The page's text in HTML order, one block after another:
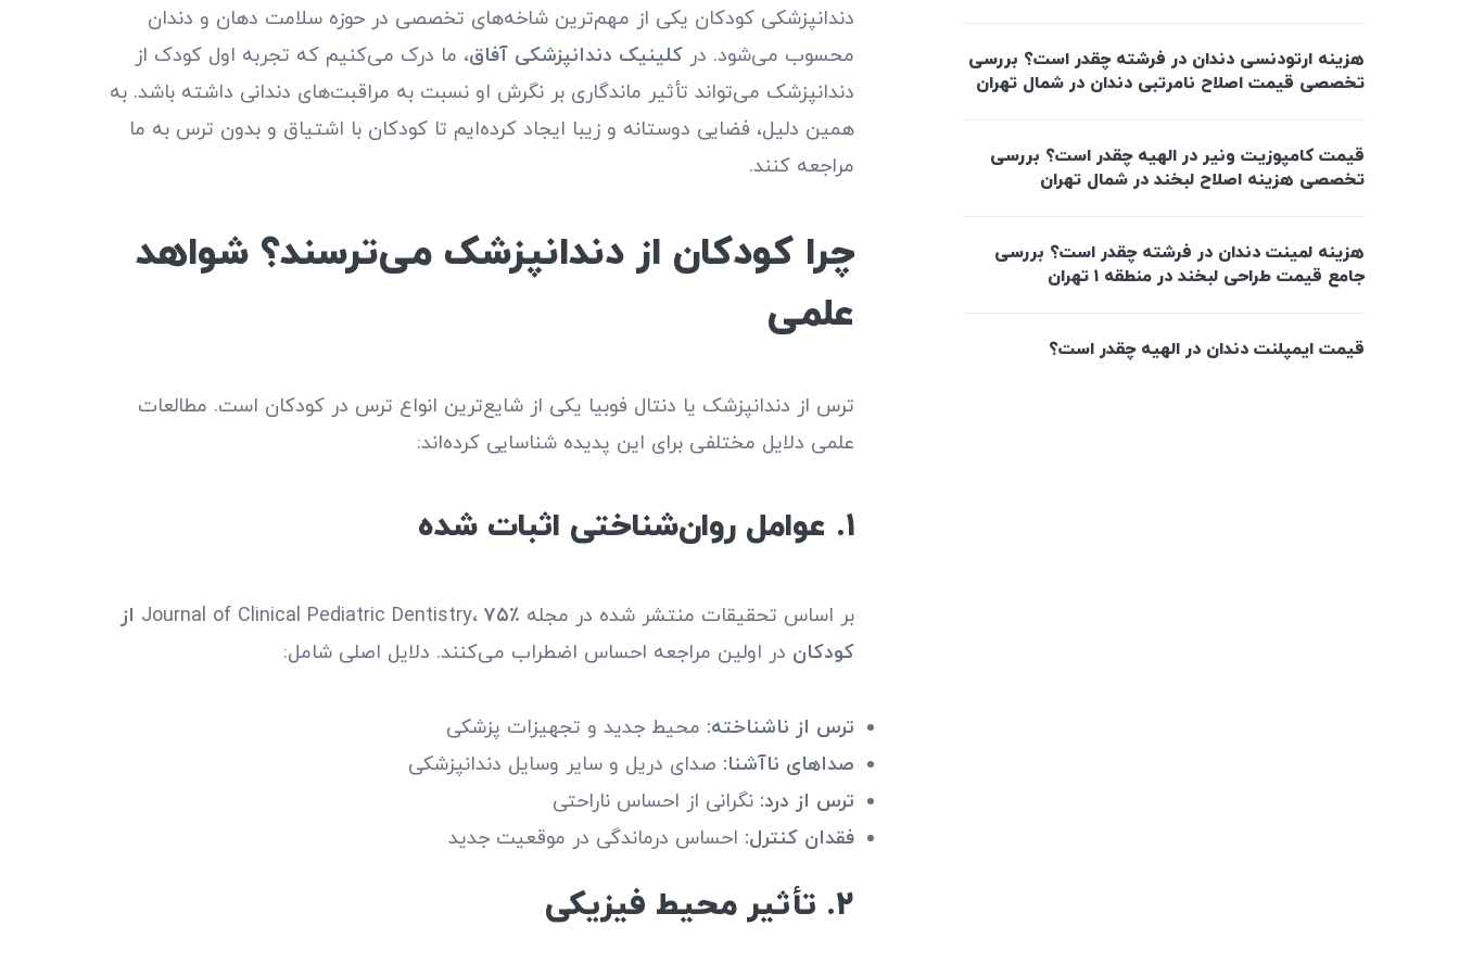
دندانپزشکی کودکان یکی از مهم‌ترین شاخه‌های تخصصی در حوزه سلامت دهان و دندان
محسوب می‌شود. در کلینیک دندانپزشکی آفاق، ما درک می‌کنیم که تجربه اول کودک از
دندانپزشک می‌تواند تأثیر ماندگاری بر نگرش او نسبت به مراقبت‌های دندانی داشته باشد. به
همین دلیل، فضایی دوستانه و زیبا ایجاد کرده‌ایم تا کودکان با اشتیاق و بدون ترس به ما
مراجعه کنند.
چرا کودکان از دندانپزشک می‌ترسند؟ شواهد
علمی
ترس از دندانپزشک یا دنتال فوبیا یکی از شایع‌ترین انواع ترس در کودکان است. مطالعات
علمی دلایل مختلفی برای این پدیده شناسایی کرده‌اند:
۱. عوامل روان‌شناختی اثبات شده
بر اساس تحقیقات منتشر شده در مجله Journal of Clinical Pediatric Dentistry،
۷۵٪ از
کودکان در اولین مراجعه احساس اضطراب می‌کنند. دلایل اصلی شامل:
ترس از ناشناخته: محیط جدید و تجهیزات پزشکی
صداهای ناآشنا: صدای دریل و سایر وسایل دندانپزشکی
ترس از درد: نگرانی از احساس ناراحتی
فقدان کنترل: احساس درماندگی در موقعیت جدید
۲. تأثیر محیط فیزیکی
هزینه ارتودنسی دندان در فرشته چقدر است؟ بررسی
تخصصی قیمت اصلاح نامرتبی دندان در شمال تهران
قیمت کامپوزیت ونیر در الهیه چقدر است؟ بررسی
تخصصی هزینه اصلاح لبخند در شمال تهران
هزینه لمینت دندان در فرشته چقدر است؟ بررسی
جامع قیمت طراحی لبخند در منطقه ۱ تهران
قیمت ایمپلنت دندان در الهیه چقدر است؟